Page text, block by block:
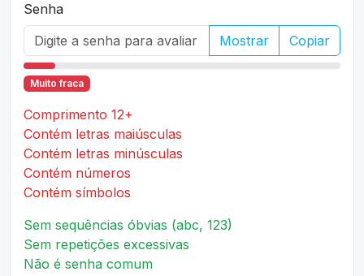
Senha
Mostrar
Copiar
Muito fraca
Comprimento 12+
Contém letras maiúsculas
Contém letras minúsculas
Contém números
Contém símbolos
Sem sequências óbvias (abc, 123)
Sem repetições excessivas
Não é senha comum